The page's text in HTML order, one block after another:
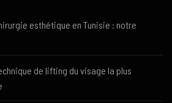
esthétique en Tunisie : notre
de lifting du visage la plus